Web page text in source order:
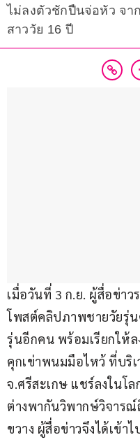
ไม่ลงตัวชักปืนจ่อหัว จา
สาววัย 16 ปี
เมื่อวันที่ 3 ก.ย. ผู้สื่อข่าว
โพสต์คลิปภาพชายวัยรุ่
รุ่นอีกคน พร้อมเรียกให้
คุกเข่าพนมมือไหว้ ที่บริ
จ.ศรีสะเกษ แชร์ลงในโ
ต่างพากันวิพากษ์วิจารณ์
ขวาง ผู้สื่อข่าวจึงได้เข้า